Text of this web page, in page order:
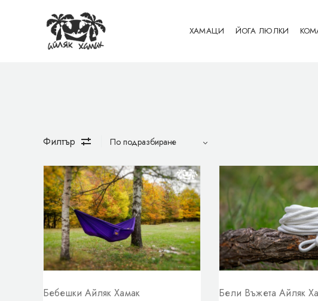
ХАМАЦИ ЙОГА ЛЮЛКИ
Бебешки Айляк Хамак
Филтър
Бебешки Айляк Хамак Бели Въжета Айляк